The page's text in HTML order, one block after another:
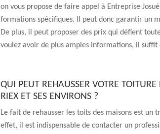
on vous propose de faire appel à Entreprise
formations spécifiques. Il peut donc garantir un
De plus, il peut proposer des prix qui défient
voulez avoir de plus amples informations, il suffit
QUI PEUT REHAUSSER VOTRE TOITURE
RIEX ET SES ENVIRONS ?
Le fait de rehausser les toits des maisons est un
effet, il est indispensable de contacter un